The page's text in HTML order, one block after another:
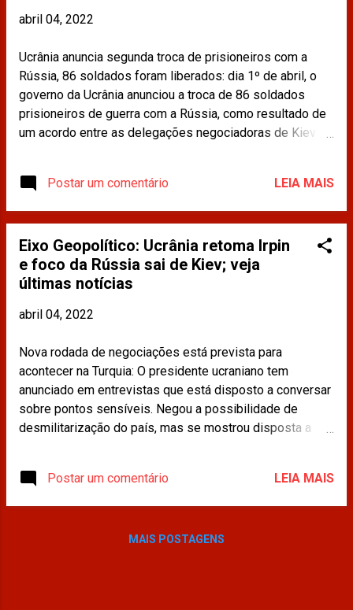
abril 04, 2022
Ucrânia anuncia segunda troca de prisioneiros com a
Rússia, 86 soldados foram liberados: dia 1º de abril, o
governo da Ucrânia anunciou a troca de 86 soldados
prisioneiros de guerra com a Rússia, como resultado de
um acordo entre as delegações negociadoras de Kiev e
a-anuncia-troca-de-86-prisioneiros-com-a-russia/ Os
materiais publicados na imprensa e compartilhados
neste site não refletem a opinião da CDINT / OAB-RJ.
Postar um comentário LEIA MAIS
Eixo Geopolítico: Ucrânia retoma Irpin
e foco da Rússia sai de Kiev; veja
últimas notícias
abril 04, 2022
Nova rodada de negociações está prevista para
acontecer na Turquia: O presidente ucraniano tem
anunciado em entrevistas que está disposto a conversar
sobre pontos sensíveis. Negou a possibilidade de
desmilitarização do país, mas se mostrou disposta a
passar por referendo entre a população ucraniana. Leia
mais em: https://exame.com/mundo/ucrania-e-russia-
Os materiais publicados na imprensa e compartilhados
Postar um comentário LEIA MAIS
MAIS POSTAGENS